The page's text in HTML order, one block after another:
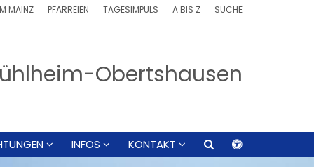
MAINZ PFARREIEN TAGESIMPULS A BIS Z SUCHE
Obertshausen
INFOS KONTAKT